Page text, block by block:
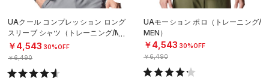
UAクール コンプレッション ロング
スリーブ シャツ（トレーニング/ME
N）
￥4,543 30%OFF
￥6,490
UAモーション ポロ（トレーニング/
MEN）
￥4,543 30%OFF
￥6,490